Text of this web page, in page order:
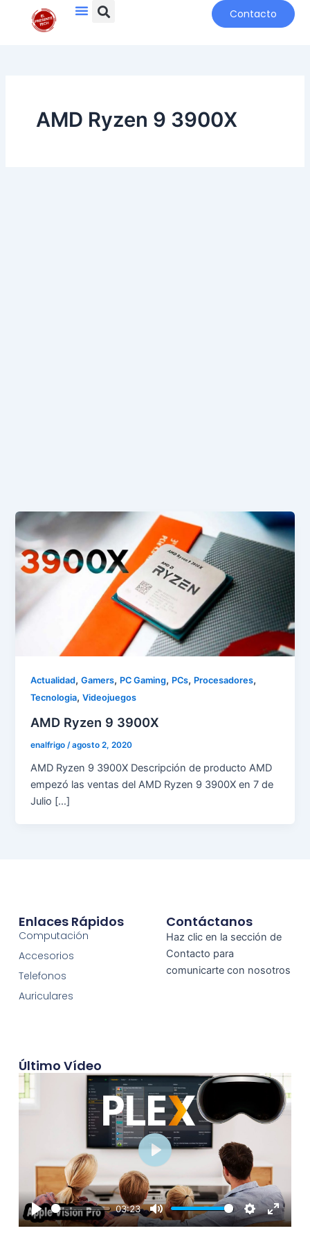
MenuSearch Contacto
AMD Ryzen 9 3900X
Actualidad,Gamers, PC Gaming, PCs, Procesadores,
Tecnologia,Videojuegos
AMD Ryzen 9 3900X
enalfrigo /agosto 2, 2020
AMD Ryzen 9 3900X Descripción de producto AMD
empezó las ventas del AMD Ryzen 9 3900X en 7 de
Julio […]
Enlaces Rápidos
Computación
Accesorios
Telefonos
Auriculares
Contáctanos
Haz clic en la sección de
Contacto para
comunicarte con nosotros
Último Vídeo
Play
03:23
Mute Settings
Enter
Play